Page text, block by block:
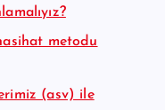
metodu
(asv) ile